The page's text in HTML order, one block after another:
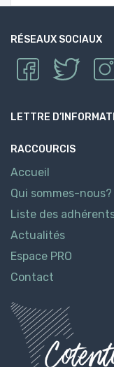
RÉSEAUX SOCIAUX
LETTRE
RACCOURCIS
Accueil
Qui sommes-nous?
Liste des
Actualités
Espace PRO
Contact